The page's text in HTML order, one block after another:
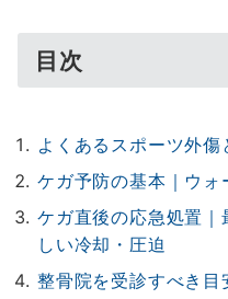
目次
よくあるスポーツ外傷
ケガ予防の基本｜ウ
ケガ直後の応急処置
しい冷却・圧迫
整骨院を受診すべき目